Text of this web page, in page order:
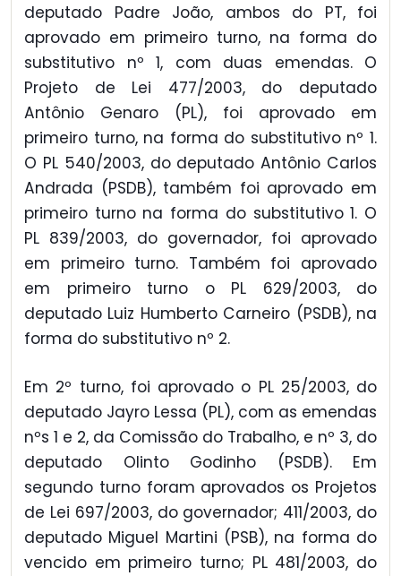
deputado Padre João, ambos do PT, foi
aprovado em primeiro turno, na forma do
substitutivo nº 1, com duas emendas. O
Projeto de Lei 477/2003, do deputado
Antônio Genaro (PL), foi aprovado em
primeiro turno, na forma do substitutivo nº 1.
O PL 540/2003, do deputado Antônio Carlos
Andrada (PSDB), também foi aprovado em
primeiro turno na forma do substitutivo 1. O
PL 839/2003, do governador, foi aprovado
em primeiro turno. Também foi aprovado
em primeiro turno o PL 629/2003, do
deputado Luiz Humberto Carneiro (PSDB), na
forma do substitutivo nº 2.
Em 2º turno, foi aprovado o PL 25/2003, do
deputado Jayro Lessa (PL), com as emendas
nºs 1 e 2, da Comissão do Trabalho, e nº 3, do
deputado Olinto Godinho (PSDB). Em
segundo turno foram aprovados os Projetos
de Lei 697/2003, do governador; 411/2003, do
deputado Miguel Martini (PSB), na forma do
vencido em primeiro turno; PL 481/2003, do